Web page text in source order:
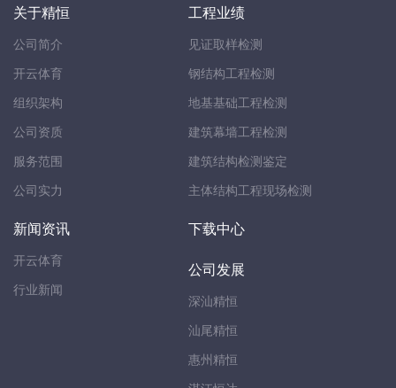
关于精恒
公司简介
开云体育
组织架构
公司资质
服务范围
公司实力
工程业绩
见证取样检测
钢结构工程检测
地基基础工程检测
建筑幕墙工程检测
建筑结构检测鉴定
主体结构工程现场检测
新闻资讯
开云体育
行业新闻
下载中心
公司发展
深汕精恒
汕尾精恒
惠州精恒